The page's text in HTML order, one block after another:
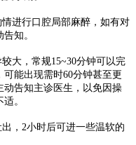
进行口腔局部麻醉，如有对
知。
大，常规15~30分钟可以完
能出现需时60分钟甚至更
告知主诊医生，以免因操
。
，2小时后可进一些温软的